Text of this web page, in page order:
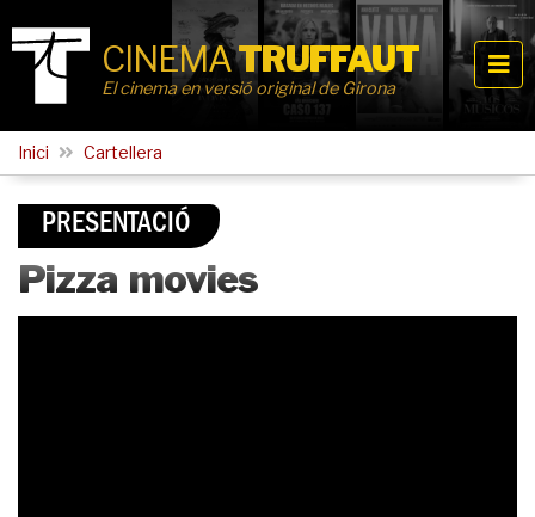
CINEMATRUFFAUT
El cinema en versió original de Girona
Inici Cartellera
PRESENTACIÓ
Pizza movies